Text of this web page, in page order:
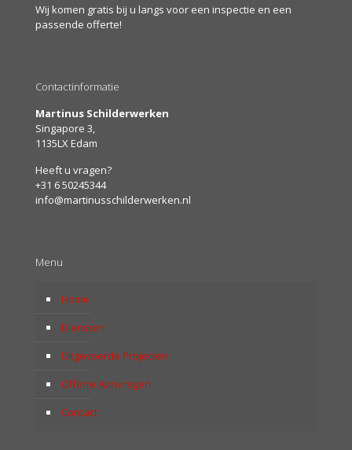
Wij komen gratis bij u langs voor een inspectie en een
passende offerte!
Contactinformatie
Martinus Schilderwerken
Singapore 3,
1135LX Edam
Heeft u vragen?
+31 6 50245344
info@martinusschilderwerken.nl
Menu
Home
Diensten
Uitgevoerde Projecten
Offerte Aanvragen
Contact